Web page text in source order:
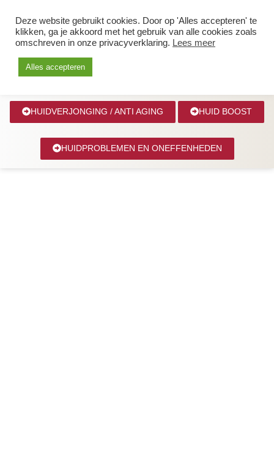
0627299039
HUIDVERJONGING / ANTI AGING HUID BOOST
HUIDPROBLEMEN EN ONEFFENHEDEN
Deze website gebruikt cookies. Door op 'Alles accepteren' te
klikken, ga je akkoord met het gebruik van alle cookies zoals
omschreven in onze privacyverklaring. Lees meer
Alles accepteren